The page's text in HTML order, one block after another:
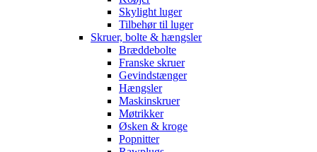
Skylight luger
Tilbehør til luger
Skruer, bolte & hængsler
Bræddebolte
Franske skruer
Gevindstænger
Hængsler
Maskinskruer
Møtrikker
Øsken & kroge
Popnitter